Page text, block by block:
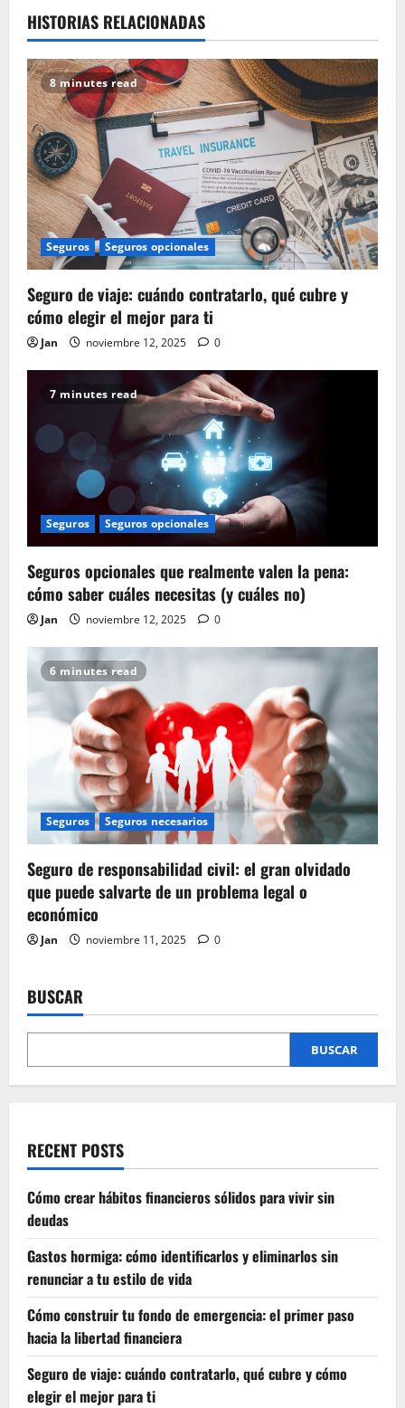
HISTORIAS RELACIONADAS
8 minutes read
Seguros Seguros opcionales
Seguro de viaje: cuándo contratarlo, qué cubre y
cómo elegir el mejor para ti
Jan noviembre 12, 2025 0
7 minutes read
Seguros Seguros opcionales
Seguros opcionales que realmente valen la pena:
cómo saber cuáles necesitas (y cuáles no)
Jan noviembre 12, 2025 0
6 minutes read
Seguros Seguros necesarios
Seguro de responsabilidad civil: el gran olvidado
que puede salvarte de un problema legal o
económico
Jan noviembre 11, 2025 0
BUSCAR
BUSCAR
RECENT POSTS
Cómo crear hábitos financieros sólidos para vivir sin
deudas
Gastos hormiga: cómo identificarlos y eliminarlos sin
renunciar a tu estilo de vida
Cómo construir tu fondo de emergencia: el primer paso
hacia la libertad financiera
Seguro de viaje: cuándo contratarlo, qué cubre y cómo
elegir el mejor para ti